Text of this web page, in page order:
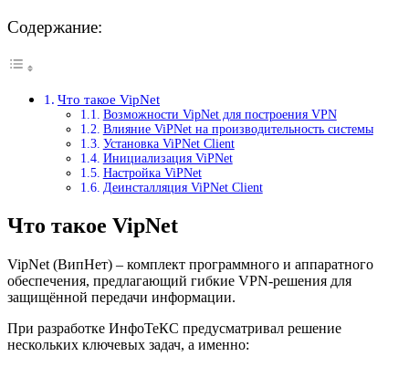
Содержание:
Что такое VipNet
Возможности VipNet для построения VPN
Влияние ViPNet на производительность системы
Установка ViPNet Client
Инициализация ViPNet
Настройка ViPNet
Деинсталляция ViPNet Client
Что такое VipNet
VipNet (ВипНет) – комплект программного и аппаратного
обеспечения, предлагающий гибкие VPN-решения для
защищённой передачи информации.
При разработке ИнфоТеКС предусматривал решение
нескольких ключевых задач, а именно: